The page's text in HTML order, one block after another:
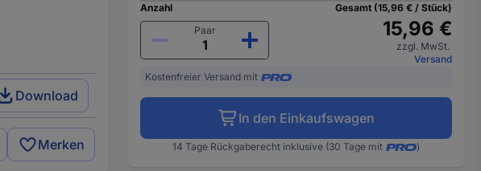
Download
Merken
Anzahl
Paar
Gesamt (15,96 € / Stück)
15,96 €
zzgl. MwSt.
Versand
Kostenfreier Versand mit
In den Einkaufswagen
14 Tage Rückgaberecht inklusive (30 Tage mit )